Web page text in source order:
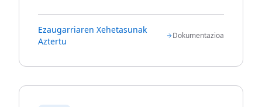
Ezaugarriaren Xehetasunak
Aztertu
Dokumentazioa